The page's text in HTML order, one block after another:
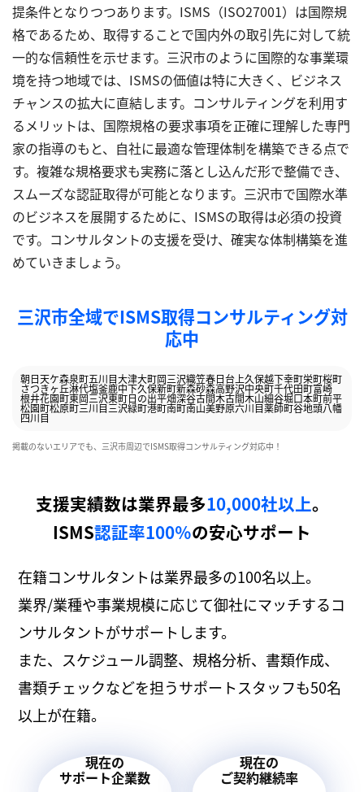
提条件となりつつあります。ISMS（ISO27001）は国際規
格であるため、取得することで国内外の取引先に対して統
一的な信頼性を示せます。三沢市のように国際的な事業環
境を持つ地域では、ISMSの価値は特に大きく、ビジネス
チャンスの拡大に直結します。コンサルティングを利用す
るメリットは、国際規格の要求事項を正確に理解した専門
家の指導のもと、自社に最適な管理体制を構築できる点で
す。複雑な規格要求も実務に落とし込んだ形で整備でき、
スムーズな認証取得が可能となります。三沢市で国際水準
のビジネスを展開するために、ISMSの取得は必須の投資
です。コンサルタントの支援を受け、確実な体制構築を進
めていきましょう。
三沢市全域でISMS取得コンサルティング対
応中
朝日天ケ森泉町五川目大津大町岡三沢織笠春日台 上久保越下幸町栄町桜町
さつきヶ丘淋代塩釜鹿中下久保新町新森砂森高野沢中央町千代田町富崎
根井花園町東岡三沢東町日の出平畑深谷古間木古間木山細谷堀口本町前平
松園町松原町三川目三沢緑町港町南町南山美野原六川目薬師町谷地頭八幡
四川目
掲載のないエリアでも、三沢市周辺でISMS取得コンサルティング対応中！
支援実績数は業界最多10,000社以上。
ISMS認証率100％の安心サポート
在籍コンサルタントは業界最多の100名以上。
業界/業種や事業規模に応じて御社にマッチするコ
ンサルタントがサポートします。
また、スケジュール調整、規格分析、書類作成、
書類チェックなどを担うサポートスタッフも50名
以上が在籍。
現在の
サポート企業数
現在の
ご契約継続率